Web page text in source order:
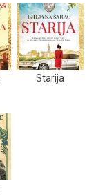
Starija